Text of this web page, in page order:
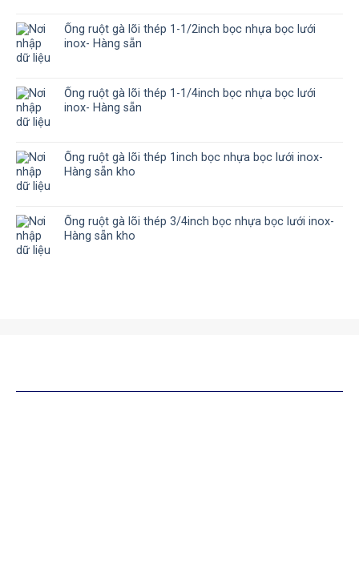
Ống ruột gà lõi thép 1-1/2inch bọc nhựa bọc lưới
inox- Hàng sẵn
Ống ruột gà lõi thép 1-1/4inch bọc nhựa bọc lưới
inox- Hàng sẵn
Ống ruột gà lõi thép 1inch bọc nhựa bọc lưới inox-
Hàng sẵn kho
Ống ruột gà lõi thép 3/4inch bọc nhựa bọc lưới inox-
Hàng sẵn kho